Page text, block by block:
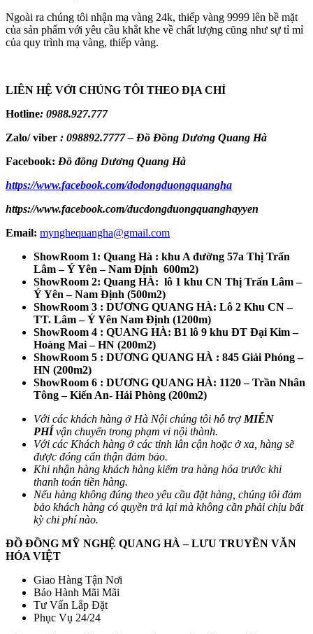
Ngoài ra chúng tôi nhận mạ vàng 24k, thiếp vàng 9999 lên bề mặt
của sản phẩm với yêu cầu khắt khe về chất lượng cũng như sự tỉ mỉ
của quy trình mạ vàng, thiếp vàng.
LIÊN HỆ VỚI CHÚNG TÔI THEO ĐỊA CHỈ
Hotline: 0988.927.777
Zalo/ viber : 098892.7777 – Đồ Đồng Dương Quang Hà
Facebook: Đồ đồng Dương Quang Hà
https://www.facebook.com/dodongduongquangha
https://www.facebook.com/ducdongduongquanghayyen
Email: mynghequangha@gmail.com
ShowRoom 1: Quang Hà : khu A đường 57a Thị Trấn
Lâm – Ý Yên – Nam Định 600m2)
ShowRoom 2: Quang HÀ: lô 1 khu CN Thị Trấn Lâm –
Ý Yên – Nam Định (500m2)
ShowRoom 3 : DƯƠNG QUANG HÀ: Lô 2 Khu CN –
TT. Lâm – Ý Yên Nam Định (1200m)
ShowRoom 4 : QUANG HÀ: B1 lô 9 khu ĐT Đại Kim –
Hoàng Mai – HN (200m2)
ShowRoom 5 : DƯƠNG QUANG HÀ : 845 Giải Phóng –
HN (200m2)
ShowRoom 6 : DƯƠNG QUANG HÀ: 1120 – Trần Nhân
Tông – Kiến An- Hải Phòng (200m2)
Với các khách hàng ở Hà Nội chúng tôi hỗ trợ MIỄN
PHÍ vận chuyển trong phạm vi nội thành.
Với các Khách hàng ở các tỉnh lân cận hoặc ở xa, hàng sẽ
được đóng cẩn thận đảm bảo.
Khi nhận hàng khách hàng kiểm tra hàng hóa trước khi
thanh toán tiền hàng.
Nếu hàng không đúng theo yêu cầu đặt hàng, chúng tôi đảm
bảo khách hàng có quyền trả lại mà không cần phải chịu bất
kỳ chi phí nào.
ĐỒ ĐỒNG MỸ NGHỆ QUANG HÀ – LƯU TRUYỀN VĂN
HÓA VIỆT
Giao Hàng Tận Nơi
Bảo Hành Mãi Mãi
Tư Vấn Lắp Đặt
Phục Vụ 24/24